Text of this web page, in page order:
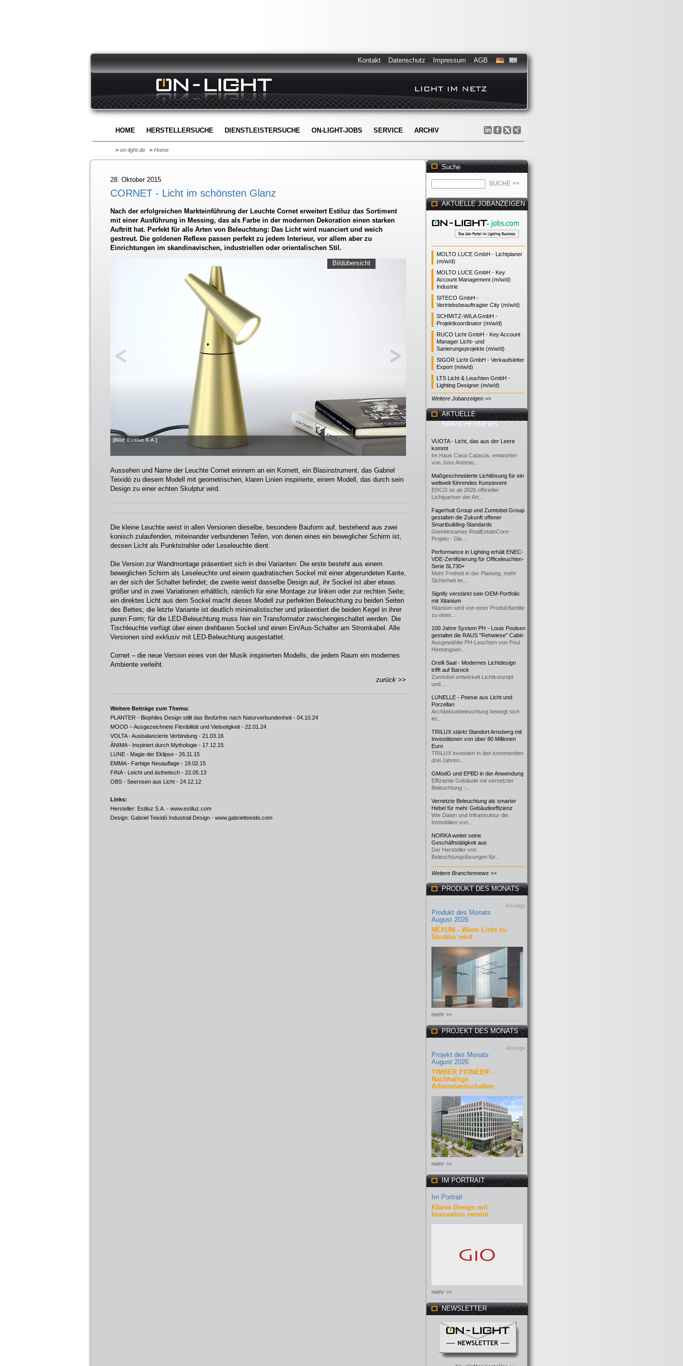
Kontakt Datenschutz Impressum AGB
HOME HERSTELLERSUCHE DIENSTLEISTERSUCHE ON-LIGHT-JOBS SERVICE ARCHIV
> on-light.de > Home
28. Oktober 2015
CORNET - Licht im schönsten Glanz
Nach der erfolgreichen Markteinführung der Leuchte Cornet erweitert Estiluz das Sortiment
mit einer Ausführung in Messing, das als Farbe in der modernen Dekoration einen starken
Auftritt hat. Perfekt für alle Arten von Beleuchtung: Das Licht wird nuanciert und weich
gestreut. Die goldenen Reflexe passen perfekt zu jedem Interieur, vor allem aber zu
Einrichtungen im skandinavischen, industriellen oder orientalischen Stil.
[Bild: Estiluz S.A.]
Bildübersicht
Aussehen und Name der Leuchte Cornet erinnern an ein Kornett, ein Blasinstrument, das Gabriel
Teixidó zu diesem Modell mit geometrischen, klaren Linien inspirierte, einem Modell, das durch sein
Design zu einer echten Skulptur wird.
Die kleine Leuchte weist in allen Versionen dieselbe, besondere Bauform auf, bestehend aus zwei
konisch zulaufenden, miteinander verbundenen Teilen, von denen eines ein beweglicher Schirm ist,
dessen Licht als Punktstrahler oder Leseleuchte dient.
Die Version zur Wandmontage präsentiert sich in drei Varianten: Die erste besteht aus einem
beweglichen Schirm als Leseleuchte und einem quadratischen Sockel mit einer abgerundeten Kante,
an der sich der Schalter befindet; die zweite weist dasselbe Design auf, ihr Sockel ist aber etwas
größer und in zwei Variationen erhältlich, nämlich für eine Montage zur linken oder zur rechten Seite;
ein direktes Licht aus dem Sockel macht dieses Modell zur perfekten Beleuchtung zu beiden Seiten
des Bettes; die letzte Variante ist deutlich minimalistischer und präsentiert die beiden Kegel in ihrer
puren Form; für die LED-Beleuchtung muss hier ein Transformator zwischengeschaltet werden. Die
Tischleuchte verfügt über einen drehbaren Sockel und einen Ein/Aus-Schalter am Stromkabel. Alle
Versionen sind exklusiv mit LED-Beleuchtung ausgestattet.
Cornet – die neue Version eines von der Musik inspirierten Modells, die jedem Raum ein modernes
Ambiente verleiht.
zurück >>
Weitere Beiträge zum Thema:
PLANTER - Biophiles Design stillt das Bedürfnis nach Naturverbundenheit - 04.10.24
MOOD – Ausgezeichnete Flexibilität und Vielseitgkeit - 22.01.24
VOLTA - Ausbalancierte Verbindung - 21.03.16
ÀNIMA - Inspiriert durch Mythologie - 17.12.15
LUNE - Magie der Eklipse - 26.11.15
EMMA - Farbige Neuauflage - 19.02.15
FINA - Leicht und ästhetisch - 22.05.13
OBS - Seerosen aus Licht - 24.12.12
Links:
Hersteller: Estiluz S.A. - www.estiluz.com
Design: Gabriel Teixidó Industrial Design - www.gabrielteixido.com
Suche
AKTUELLE JOBANZEIGEN
MOLTO LUCE GmbH - Lichtplaner
(m/w/d)
MOLTO LUCE GmbH - Key
Account Management (m/w/d)
Industrie
SITECO GmbH -
Vertriebsbeauftragter City (m/w/d)
SCHMITZ-WILA GmbH -
Projektkoordinator (m/w/d)
RUCO Licht GmbH - Key Account
Manager Licht- und
Sanierungsprojekte (m/w/d)
SIGOR Licht GmbH - Verkaufsleiter
Export (m/w/d)
LTS Licht & Leuchten GmbH -
Lighting Designer (m/w/d)
Weitere Jobanzeigen >>
AKTUELLE
BRANCHENNEWS
VUOTA - Licht, das aus der Leere
kommt
Im Haus Casa Catasüs, entworfen
von Jose Antonio...
Maßgeschneiderte Lichtlösung für ein
weltweit führendes Kunstevent
ERCO ist ab 2026 offizieller
Lichtpartner der Art...
Fagerhult Group und Zumtobel Group
gestalten die Zukunft offener
Smartbuilding-Standards
Gemeinsames RealEstateCore-
Projekt - Die...
Performance in Lighting erhält ENEC-
VDE-Zertifizierung für Officeleuchten-
Serie SL730+
Mehr Freiheit in der Planung, mehr
Sicherheit im...
Signify verstärkt sein OEM-Portfolio
mit Xitanium
Xitanium wird von einer Produktfamilie
zu einer...
100 Jahre System PH - Louis Poulsen
gestaltet die RAUS "Rehwiese" Cabin
Ausgewählte PH-Leuchten von Poul
Henningsen...
Orelli Saal - Modernes Lichtdesign
trifft auf Barock
Zumtobel entwickelt Lichtkonzept
und...
LUNELLE - Poesie aus Licht und
Porzellan
Architekturbeleuchtung bewegt sich
im...
TRILUX stärkt Standort Arnsberg mit
Investitionen von über 80 Millionen
Euro
TRILUX investiert in den kommenden
drei Jahren...
GModG und EPBD in der Anwendung
Effiziente Gebäude mit vernetzter
Beleuchtung -...
Vernetzte Beleuchtung als smarter
Hebel für mehr Gebäudeeffizienz
Wie Daten und Infrastruktur die
Immobilien von...
NORKA weitet seine
Geschäftstätigkeit aus
Der Hersteller von
Beleuchtungslösungen für...
Weitere Branchennews >>
PRODUKT DES MONATS
Anzeige
Produkt des Monats
August 2026
NEXUM - Wenn Licht zu
Struktur wird
mehr >>
PROJEKT DES MONATS
Anzeige
Projekt des Monats
August 2026
TIMBER PIONEER -
Nachhaltige
Arbeitslandschaften
mehr >>
IM PORTRAIT
Im Portrait
Klares Design mit
Innovation vereint
mehr >>
NEWSLETTER